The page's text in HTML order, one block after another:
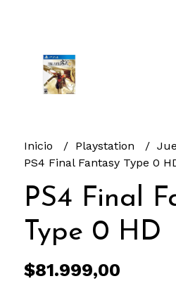
Inicio Playstation
PS4 Final Fantasy Type 0
PS4 Final
Type 0 HD
$81.999,00